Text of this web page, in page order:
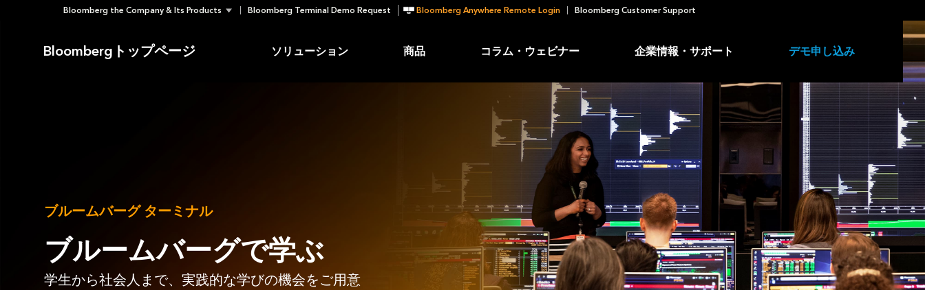
Bloomberg the Company & Its Products Bloomberg Terminal Demo Request Bloomberg Anywhere Remote Login Bloomberg Customer Support
Bloombergトップページ ソリューション 商品 コラム・ウェビナー 企業情報・サポート デモ申し込み
ブルームバーグ ターミナル
ブルームバーグで学ぶ
学生から社会人まで、実践的な学びの機会をご用意